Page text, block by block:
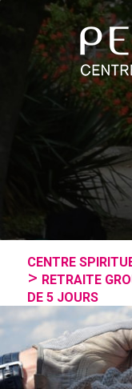
CENTRE
RETRAITE
DE 5 JOURS